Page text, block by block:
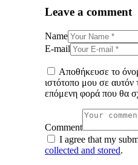
Leave a comment
Name
E-mail
Αποθήκευσε το
ιστότοπο μου σε αυτόν
επόμενη φορά που θα
Comment
I agree that my
collected and stored.